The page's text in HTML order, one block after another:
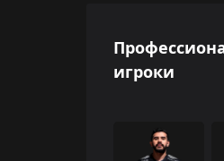
игроки